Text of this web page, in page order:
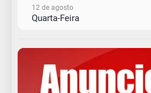
12 de agosto
Quarta-Feira
Quinta-Feira
14 de agosto
Sexta-Feira